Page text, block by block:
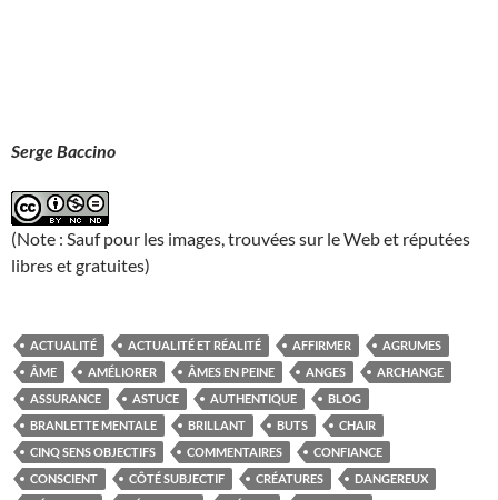
Serge Baccino
(Note : Sauf pour les images, trouvées sur le Web et réputées
libres et gratuites)
ACTUALITÉ ACTUALITÉ ET RÉALITÉ AFFIRMER
AGRUMES
ÂME
AMÉLIORER ÂMES EN PEINE ANGES
ARCHANGE
ASSURANCE
ASTUCE AUTHENTIQUE
BLOG
BRANLETTE MENTALE
BRILLANT BUTS
CHAIR
CINQ SENS OBJECTIFS
COMMENTAIRES
CONFIANCE
CONSCIENT
CÔTÉ SUBJECTIF CRÉATURES
DANGEREUX